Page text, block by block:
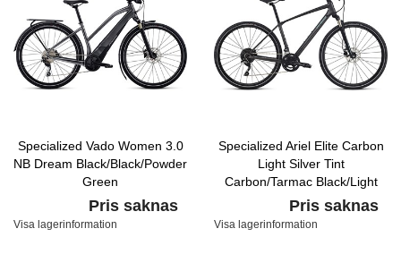
Specialized Vado Women 3.0
NB Dream Black/Black/Powder
Green
Pris saknas
Visa lagerinformation
Specialized Ariel Elite Carbon
Light Silver Tint
Carbon/Tarmac Black/Light
Turquoise
Pris saknas
Visa lagerinformation